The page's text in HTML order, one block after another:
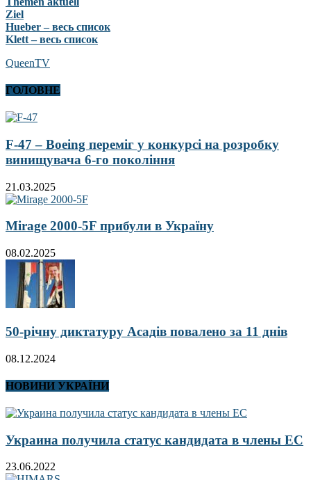
Ziel
Hueber – весь список
Klett – весь список
QueenTV
ГОЛОВНЕ
F-47 – Boeing переміг у конкурсі на розробку
винищувача 6-го покоління
21.03.2025
Mirage 2000-5F прибули в Україну
08.02.2025
50-річну диктатуру Асадів повалено за 11 днів
08.12.2024
НОВИНИ УКРАЇНИ
Украина получила статус кандидата в члены ЕС
23.06.2022